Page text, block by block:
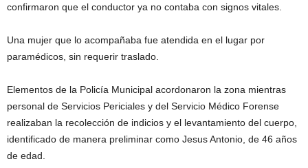
confirmaron que el conductor ya no contaba con signos vitales.
Una mujer que lo acompañaba fue atendida en el lugar por
paramédicos, sin requerir traslado.
Elementos de la Policía Municipal acordonaron la zona mientras
personal de Servicios Periciales y del Servicio Médico Forense
realizaban la recolección de indicios y el levantamiento del cuerpo,
identificado de manera preliminar como Jesus Antonio, de 46 años
de edad.